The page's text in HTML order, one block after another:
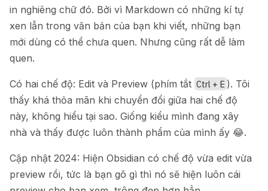
in nghiêng chữ đó. Bởi vì Markdown có những kí tự
xen lẫn trong văn bản của bạn khi viết, những bạn
mới dùng có thể chưa quen. Nhưng cũng rất dễ làm
quen.
Có hai chế độ: Edit và Preview (phím tắt Ctrl + E ). Tôi
thấy khá thỏa mãn khi chuyển đổi giữa hai chế độ
này, không hiểu tại sao. Giống kiểu mình đang xây
nhà và thấy được luôn thành phẩm của mình ấy 😂.
Cập nhật 2024: Hiện Obsidian có chế độ vừa edit vừa
preview rồi, tức là bạn gõ gì thì nó sẽ hiện luôn cái